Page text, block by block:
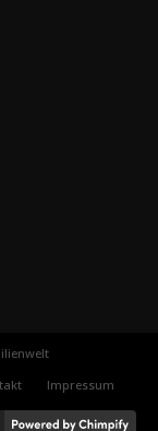
Impressum